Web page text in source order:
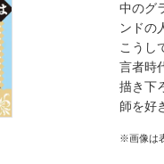
中のグ
ンドの
こうし
言者時
描き下
師を好
※画像は